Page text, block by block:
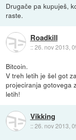
Drugače pa kupuješ,
raste.
Roadkill
::26. nov 2013,
Bitcoin.
V treh letih je šel got
projeciranja gotovega
letih!
Vikking
::26. nov 2013,